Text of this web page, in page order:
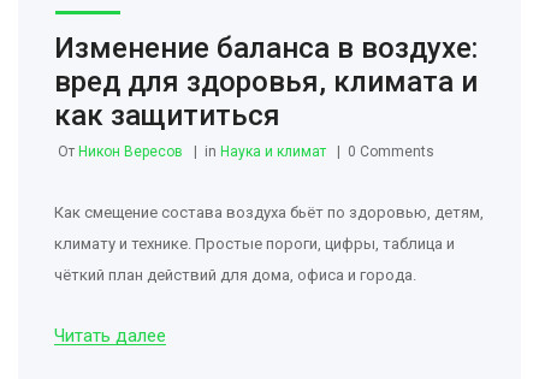
Изменение баланса в воздухе:
вред для здоровья, климата и
как защититься
От Никон Вересов in Наука и климат 0 Comments
Как смещение состава воздуха бьёт по здоровью, детям,
климату и технике. Простые пороги, цифры, таблица и
чёткий план действий для дома, офиса и города.
Читать далее